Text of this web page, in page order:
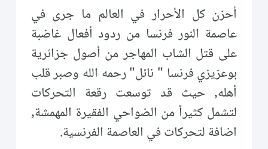
أحزن كل الأحرار في العالم ما جرى في
عاصمة النور فرنسا من ردود أفعال غاضبة
على قتل الشاب المهاجر من أصول جزائرية
بوعزيزي فرنسا " نائل" رحمه الله وصبر قلب
أهله, حيث قد توسعت رقعة التحركات
لتشمل كثيراً من الضواحي الفقيرة المهمشة,
اضافة لتحركات في العاصمة الفرنسية.